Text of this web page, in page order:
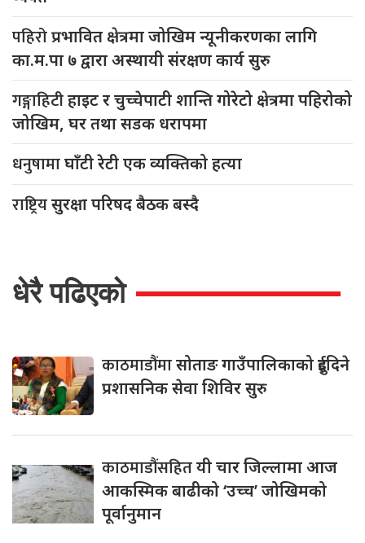
पहिरोप्रभावित क्षेत्रमा जोखिम न्यूनीकरणका लागि
का.म.पा ७ द्वारा अस्थायी संरक्षण कार्य सुरु
गङ्गाहिटीहाइट र चुच्चेपाटी शान्ति गोरेटो क्षेत्रमा पहिरोको
जोखिम, घर तथा सडक धरापमा
धनुषामाघाँटी रेटी एक व्यक्तिको हत्या
राष्ट्रियसुरक्षा परिषद बैठक बस्दै
धेरै पढिएको
काठमाडौंमासोताङ गाउँपालिकाको दुईदिने
प्रशासनिक सेवा शिविर सुरु
काठमाडौंसहितयी चार जिल्लामा आज
आकस्मिक बाढीको ‘उच्च’ जोखिमको
पूर्वानुमान